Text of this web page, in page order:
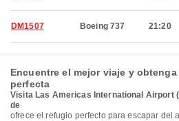
DM1507 Boeing 737 21:20
Encuentre el mejor viaje y
perfecta
Visita Las Americas International Airport
de
ofrece el refugio perfecto para escapar del